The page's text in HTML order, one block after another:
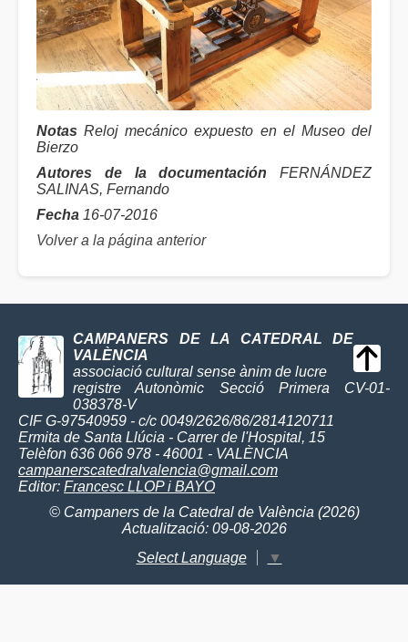
Notas Reloj mecánico expuesto en el Museo del
Bierzo
Autores de la documentación FERNÁNDEZ
SALINAS, Fernando
Fecha 16-07-2016
Volver a la página anterior
CAMPANERS DE LA CATEDRAL DE
VALÈNCIA
associació cultural sense ànim de lucre
registre Autonòmic Secció Primera CV-01-
038378-V
CIF G-97540959 - c/c 0049/2626/86/2814120711
Ermita de Santa Llúcia - Carrer de l'Hospital, 15
Telèfon 636 066 978 - 46001 - VALÈNCIA
campanerscatedralvalencia@gmail.com
Editor: Francesc LLOP i BAYO
© Campaners de la Catedral de València (2026)
Actualització: 09-08-2026
Select Language
▼